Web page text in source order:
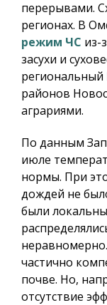
перерывами.
регионах. В
режим ЧС из-
засухи и
районов
аграриями.
По данным
июле
нормы. При
дождей не
были
частично
почве. Но,
отсутствие